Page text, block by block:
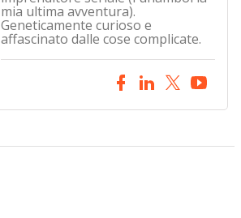
mia ultima avventura).
Geneticamente curioso e
affascinato dalle cose complicate.